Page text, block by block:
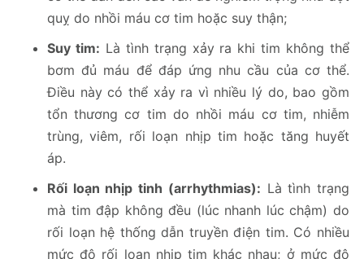
quỵ do nhồi máu cơ tim hoặc suy thận;
Suy tim: Là tình trạng xảy ra khi tim không thể
bơm đủ máu để đáp ứng nhu cầu của cơ thể.
Điều này có thể xảy ra vì nhiều lý do, bao gồm
tổn thương cơ tim do nhồi máu cơ tim, nhiễm
trùng, viêm, rối loạn nhịp tim hoặc tăng huyết
áp.
Rối loạn nhịp tinh (arrhythmias): Là tình trạng
mà tim đập không đều (lúc nhanh lúc chậm) do
rối loạn hệ thống dẫn truyền điện tim. Có nhiều
mức độ rối loạn nhịp tim khác nhau; ở mức độ